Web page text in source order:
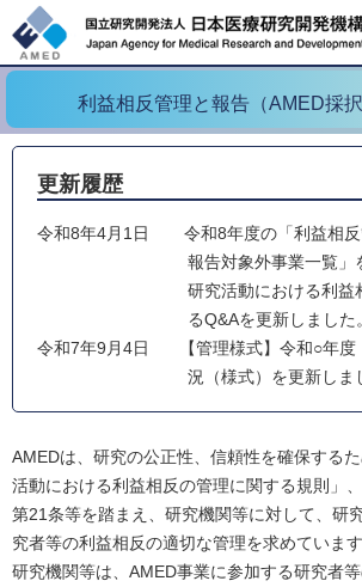
利益相反管理と報告（AMED採択
更新履歴
令和8年4月1日
令和8年度の「利益相
報告対象外事業一覧」
研究活動における利益
るQ&Aを更新しました。
令和7年9月4日
【管理様式】令和○年
況（様式）を更新しま
AMEDは、研究の公正性、信頼性を確保する
活動における利益相反の管理に関する規則」
第21条等を踏まえ、研究機関等に対して、研
究者等の利益相反の適切な管理を求めています
研究機関等は、AMED事業に参加する研究者